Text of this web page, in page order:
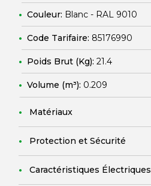
Couleur: Blanc - RAL 9010
Code Tarifaire: 85176990
Poids Brut (Kg): 21.4
Volume (m³): 0.209
Matériaux
Protection et Sécurité
Caractéristiques Électriques